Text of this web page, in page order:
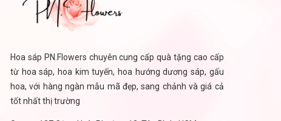
Hoa sáp PN.Flowers chuyên cung cấp quà tặng cao cấp
từ hoa sáp, hoa kim tuyến, hoa hướng dương sáp, gấu
hoa, với hàng ngàn mẫu mã đẹp, sang chảnh và giá cả
tốt nhất thị trường